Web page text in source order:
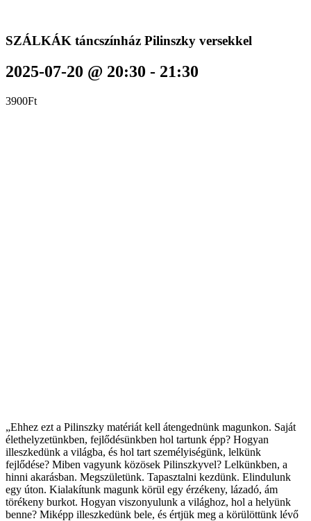
SZÁLKÁK táncszínház Pilinszky versekkel
2025-07-20 @ 20:30 - 21:30
3900Ft
„Ehhez ezt a Pilinszky matériát kell átengednünk magunkon. Saját
élethelyzetünkben, fejlődésünkben hol tartunk épp? Hogyan
illeszkedünk a világba, és hol tart személyiségünk, lelkünk
fejlődése? Miben vagyunk közösek Pilinszkyvel? Lelkünkben, a
hinni akarásban. Megszületünk. Tapasztalni kezdünk. Elindulunk
egy úton. Kialakítunk magunk körül egy érzékeny, lázadó, ám
törékeny burkot. Hogyan viszonyulunk a világhoz, hol a helyünk
benne? Miképp illeszkedünk bele, és értjük meg a körülöttünk lévő